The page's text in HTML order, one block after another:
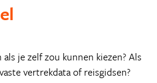
je zelf zou kunnen kiezen? Als
vertrekdata of reisgidsen?